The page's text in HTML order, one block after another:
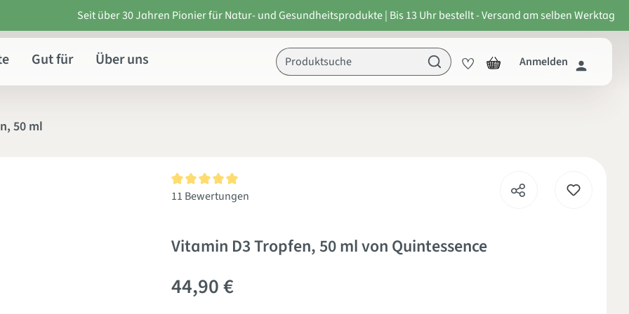
Seit über 30 Jahren Pionier für Natur- und Gesundheitsprodukte | Bis 13 Uhr bestellt - Versand am selben Werktag
Gut für Über uns Anmelden
50 ml
Durchschnittliche Bewertung von 5 von 5 Sternen
11 Bewertungen
Vitamin D3 Tropfen, 50 ml von Quintessence
44,90 €